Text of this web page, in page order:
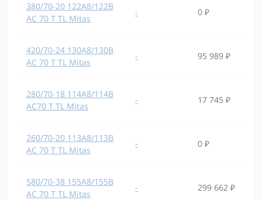
380/70-20 122A8/122B
AC 70 T TL Mitas
- 0 ₽
420/70-24 130A8/130B
AC 70 T TL Mitas
- 95 989 ₽
280/70-18 114A8/114B
AC70 T TL Mitas
- 17 745 ₽
260/70-20 113A8/113B
AC 70 T TL Mitas
- 0 ₽
580/70-38 155A8/155B
AC 70 T TL Mitas
- 299 662 ₽